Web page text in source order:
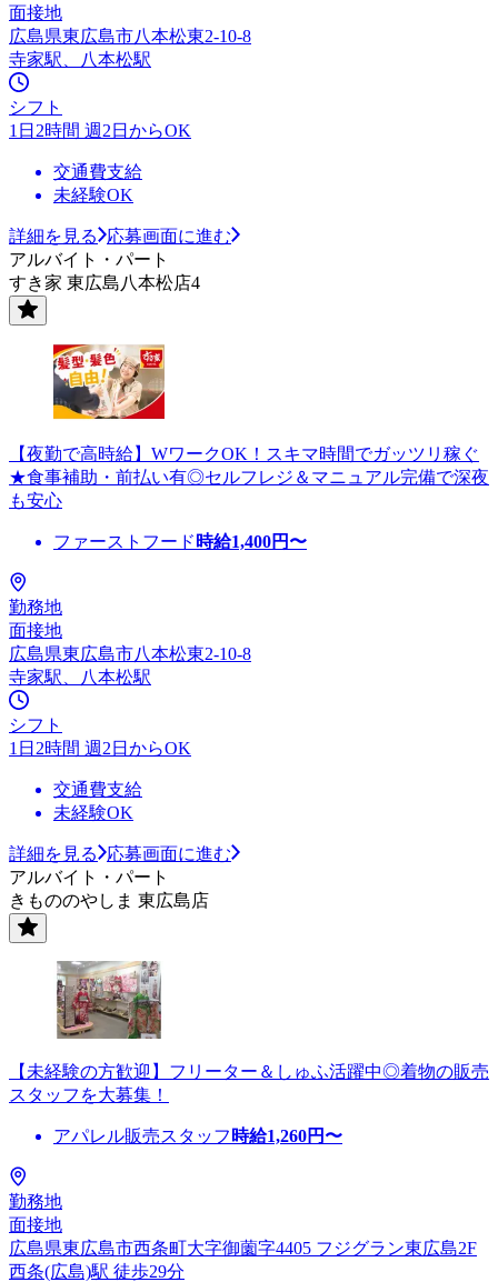
面接地
広島県東広島市八本松東2-10-8
寺家駅、八本松駅
シフト
1日2時間 週2日からOK
交通費支給
未経験OK
詳細を見る
応募画面に進む
アルバイト・パート
すき家 東広島八本松店4
【夜勤で高時給】WワークOK！スキマ時間でガッツリ稼ぐ
★食事補助・前払い有◎セルフレジ＆マニュアル完備で深夜
も安心
ファーストフード 時給1,400円〜
勤務地
面接地
広島県東広島市八本松東2-10-8
寺家駅、八本松駅
シフト
1日2時間 週2日からOK
交通費支給
未経験OK
詳細を見る
応募画面に進む
アルバイト・パート
きもののやしま 東広島店
【未経験の方歓迎】フリーター＆しゅふ活躍中◎着物の販売
スタッフを大募集！
アパレル販売スタッフ 時給1,260円〜
勤務地
面接地
広島県東広島市西条町大字御薗字4405 フジグラン東広島2F
西条(広島)駅 徒歩29分